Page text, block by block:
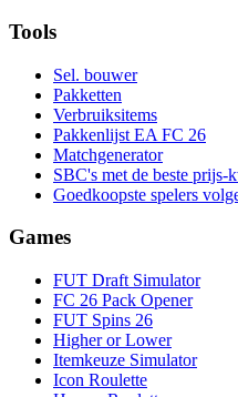
Tools
Sel. bouwer
Pakketten
Verbruiksitems
Pakkenlijst EA FC 26
Matchgenerator
SBC's met de beste
Goedkoopste spelers
Games
FUT Draft Simulator
FC 26 Pack Opener
FUT Spins 26
Higher or Lower
Itemkeuze Simulator
Icon Roulette